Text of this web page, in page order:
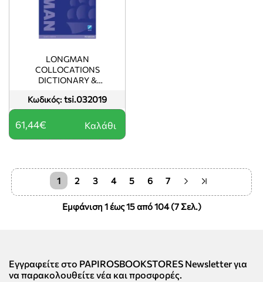
Κωδικός: tsi.032019
LONGMAN
COLLOCATIONS
DICTIONARY &
ACCESS) N/E PB
61,44€ Καλάθι
1 2 3 4 5 6 7
Εμφάνιση 1 έως 15 από 104 (7 Σελ.)
Εγγραφείτε στο PAPIROSBOOKSTORES Newsletter για
να παρακολουθείτε νέα και προσφορές.